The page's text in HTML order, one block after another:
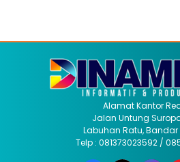
Alamat Kantor
Jalan Untung
Labuhan Ratu,
Telp : 081373023592 /